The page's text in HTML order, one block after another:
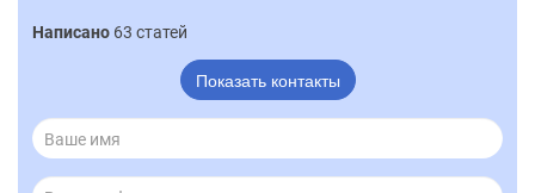
Написано 63 статей
Показать контакты